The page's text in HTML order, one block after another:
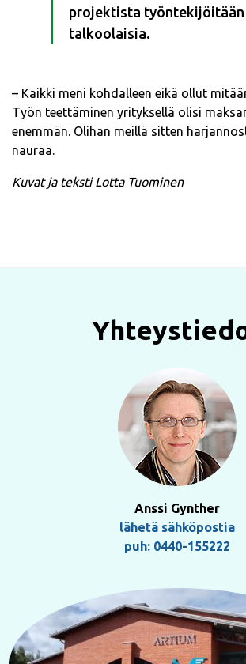
projektista työntekijöitään
talkoolaisia.
– Kaikki meni kohdalleen eikä ollut
Työn teettäminen yrityksellä olisi
enemmän. Olihan meillä sitten
nauraa.
Kuvat ja teksti Lotta Tuominen
Anssi Gynther
lähetä sähköpostia
puh: 0440-155222